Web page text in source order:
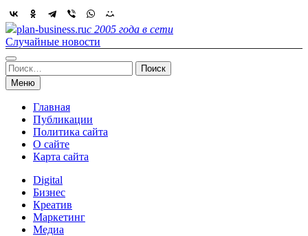
Skip
to
content
plan-business.ruс 2005 года в сети
Случайные новости
Найти:
Меню
Главная
Публикации
Политика сайта
О сайте
Карта сайта
Digital
Бизнес
Креатив
Маркетинг
Медиа